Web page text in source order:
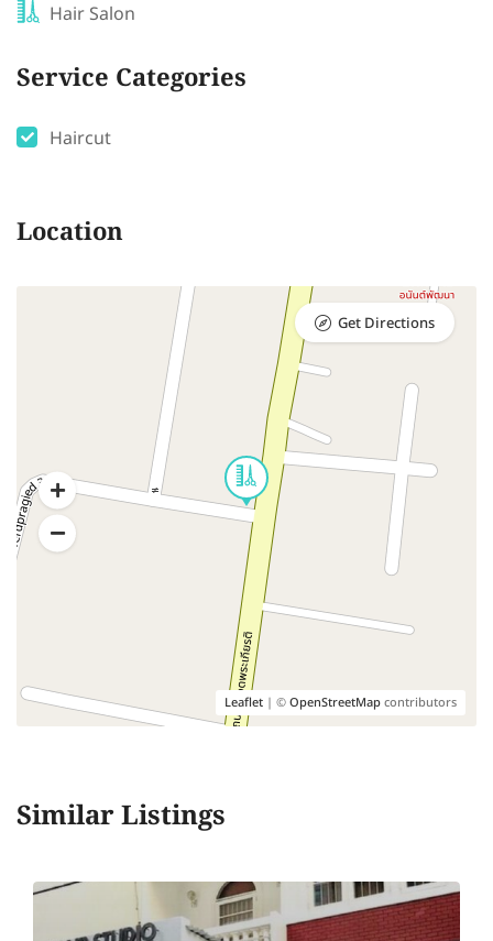
Hair Salon
Service Categories
Haircut
Location
Leaflet | ©OpenStreetMapcontributors
Get Directions
Similar Listings